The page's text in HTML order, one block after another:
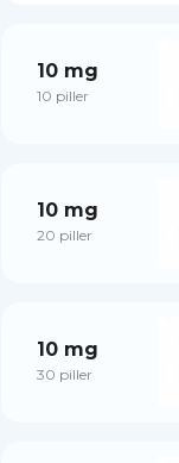
10 mg
10 piller
10 mg
20 piller
10 mg
30 piller